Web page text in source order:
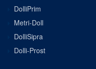
DolliPrim
Metri-Doll
DolliSipra
Dolli-Prost